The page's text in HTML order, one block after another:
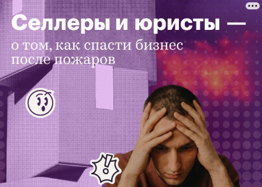
Защита без иллюзий: что